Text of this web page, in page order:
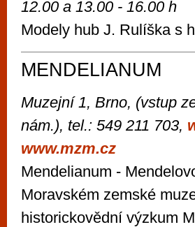
12.00 a 13.00 - 16.00 h
Modely hub J. Rulíška s
MENDELIANUM
Muzejní 1, Brno, (vstup
nám.), tel.: 549 211 703,
www.mzm.cz
Mendelianum -
Moravském zemské
historickovědní výzkum